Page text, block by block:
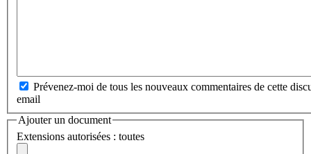
Prévenez-moi de tous les nouveaux commentaires de cette
email
Ajouter un document
Extensions autorisées : toutes